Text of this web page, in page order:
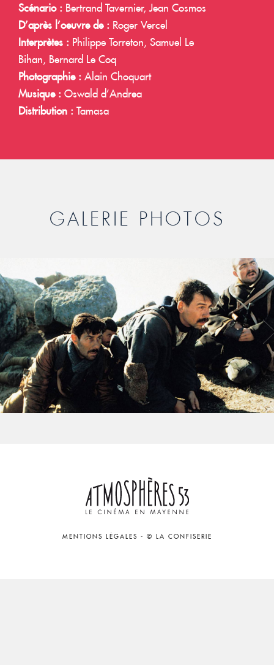
Scénario : Bertrand Tavernier, Jean Cosmos
D’après l’oeuvre de : Roger Vercel
Interprètes : Philippe Torreton, Samuel Le
Bihan, Bernard Le Coq
Photographie : Alain Choquart
Musique : Oswald d’Andrea
Distribution : Tamasa
GALERIE PHOTOS
MENTIONS LÉGALES - © LA CONFISERIE